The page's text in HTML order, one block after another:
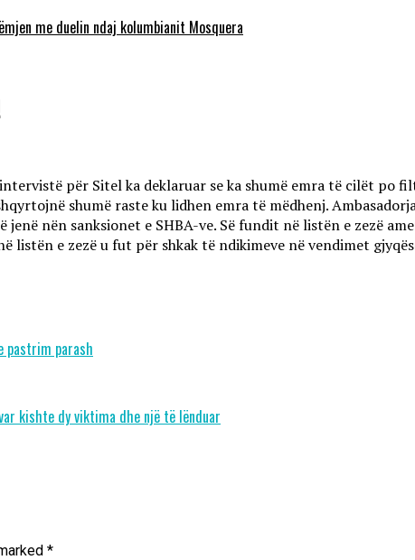
me duelin ndaj kolumbianit Mosquera
për Sitel ka deklaruar se ka shumë emra të cilët po
shumë raste ku lidhen emra të mëdhenj.
nën sanksionet e SHBA-ve. Së fundit në listën e zezë
listën e zezë u fut për shkak të ndikimeve në vendimet
pastrim parash
kishte dy viktima dhe një të lënduar
*